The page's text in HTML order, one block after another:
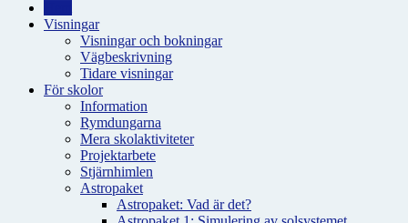
Visningar
Visningar och bokningar
Vägbeskrivning
Tidare visningar
För skolor
Information
Rymdungarna
Mera skolaktiviteter
Projektarbete
Stjärnhimlen
Astropaket
Astropaket: Vad är det?